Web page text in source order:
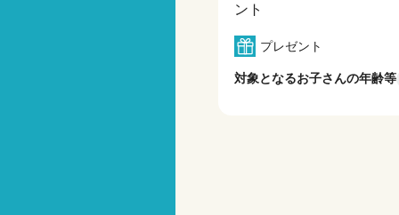
ント
プレゼント
対象となるお子さんの年齢等